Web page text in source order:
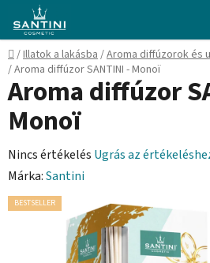
fő
tartalomhoz
Kezdőlap
/Illatok a lakásba/Aroma diffúzorok és
/Aroma diffúzor SANTINI - Monoï
Aroma diffúzor
Monoï
A
termék
átlagos
Nincs értékelés Ugrás az
Márka:Santini
BESTSELLER